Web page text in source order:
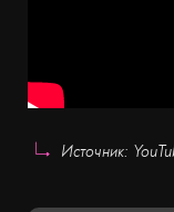
Источник: